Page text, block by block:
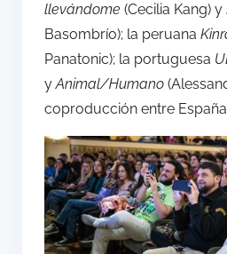
llevándome (Cecilia Kang) y
Basombrío); la peruana
Panatonic); la portuguesa
yAnimal/Humano
coproducción entre